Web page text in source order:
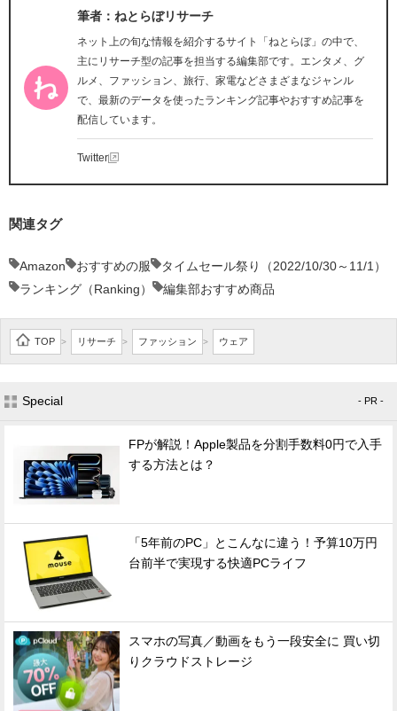
筆者：ねとらぼリサーチ
ネット上の旬な情報を紹介するサイト「ねとらぼ」の中で、
主にリサーチ型の記事を担当する編集部です。エンタメ、グ
ルメ、ファッション、旅行、家電などさまざまなジャンル
で、最新のデータを使ったランキング記事やおすすめ記事を
配信しています。
Twitter
関連タグ
Amazon おすすめの服
タイムセール祭り（2022/10/30～11/1）
ランキング（Ranking）
編集部おすすめ商品
TOP > リサーチ > ファッション > ウェア
Special - PR -
FPが解説！Apple製品を分割手数料0円で入手
する方法とは？
「5年前のPC」とこんなに違う！予算10万円
台前半で実現する快適PCライフ
スマホの写真／動画をもう一段安全に 買い切
りクラウドストレージ